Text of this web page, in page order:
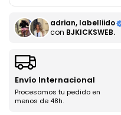
adrian, labelliido
con BJKICKSWEB.
Envío Internacional
Procesamos tu pedido en
menos de 48h.